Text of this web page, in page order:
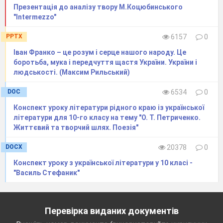
пускає. А сьогодні маємо право помститися.
Хлопець 2
Андрій"!
(Хлопці виходять)
Дія ІІІ
Дівчина 5.
А ми калиту місили,
З річки воду наносили!
Дівчина 1. Ой, дівчата, сьогодні якби вечір
кінця - краю не мав. Стільки всього встигнути
треба.
Дівчина 2
. А давайте поворожимо. Дайте,
тітко, очіпок і стрічку.
(Накривають мисками на столі
Дівчина 4.
А як
стрічку знайдете –
Презентація до аналізу твору М.Коцюбинського
"Intermezzo"
PPTX 6157
0
Іван Франко – це розум і серце нашого народу. Це
боротьба, мука і передчуття щастя України. України і
людськості. (Максим Рильський)
DOC 6534
0
Конспект уроку літератури рідного краю із української
літератури для 10-го класу на тему "О. Т. Петриченко.
Життєвий та творчий шлях. Поезія"
DOCX 20378
0
Конспект уроку з української літератури у 10 класі -
"Василь Стефаник"
Перевірка виданих документів